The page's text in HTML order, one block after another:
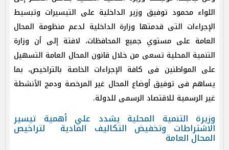
اللواء محمود توفيق وزير الداخلية على التيسيرات وتبسيط
الإجراءات التى قدمتها وزارة الداخلية لدعم منظومة المحال
العامة على مستوي جميع المحافظات، لافتة إلى أن وزارة
التنمية المحلية تسعى من خلال قانون المحال العامة التسهيل
على المواطنين فى كافة الإجراءات الخاصة بالتراخيص، بما
يساهم فى توفيق أوضاع المحال غير المرخصة ودمج الأنشطة
غير الرسمية للاقتصاد الرسمى للدولة.
وزيرة التنمية المحلية يشدد علي أهمية تيسير
الاشتراطات وتخفيض التكاليف المادية لتراخيص
المحال العامة